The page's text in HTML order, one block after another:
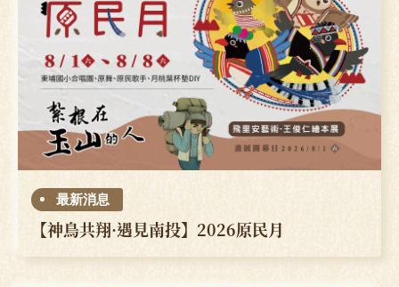
最新消息
【神鳥共翔·遇見南投】2026原民月